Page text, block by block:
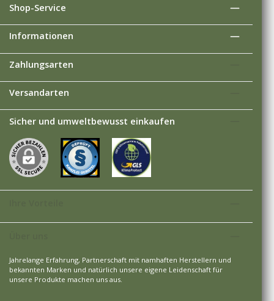
Shop-Service
Informationen
Zahlungsarten
Versandarten
Sicher und umweltbewusst einkaufen
Jahrelange Erfahrung, Partnerschaft mit namhaften Herstellern und
bekannten Marken und natürlich unsere eigene Leidenschaft für
unsere Produkte machen uns aus.